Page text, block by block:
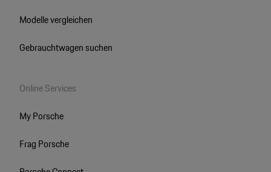
Modelle vergleichen
Gebrauchtwagen suchen
Online Services
My Porsche
Frag Porsche